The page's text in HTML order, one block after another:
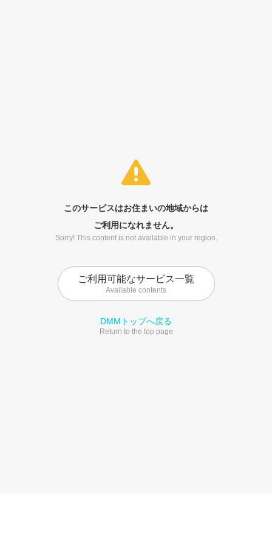
このサービスはお住まいの地域からは
ご利用になれません。
Sorry! This content is not available in your region.
ご利用可能なサービス一覧
Available contents
DMMトップへ戻る
Return to the top page